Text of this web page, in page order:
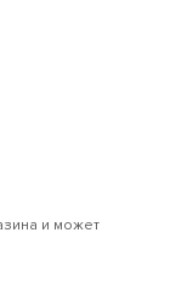
и может